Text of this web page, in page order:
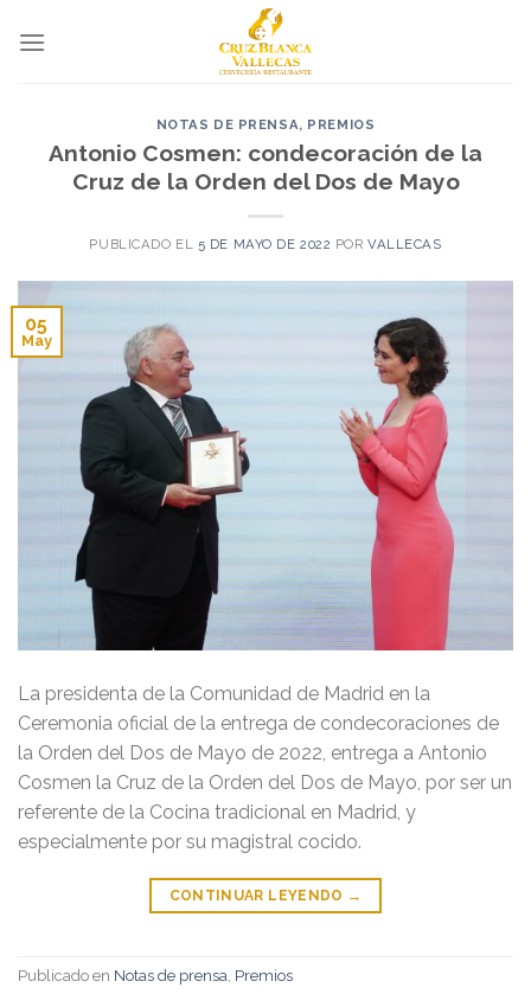
NOTAS DE PRENSA, PREMIOS
Antonio Cosmen: condecoración de la
Cruz de la Orden del Dos de Mayo
PUBLICADO EL 5 DE MAYO DE 2022 PORVALLECAS
05
May
La presidenta de la Comunidad de Madrid en la
Ceremonia oficial de la entrega de condecoraciones de
la Orden del Dos de Mayo de 2022, entrega a Antonio
Cosmen la Cruz de la Orden del Dos de Mayo, por ser un
referente de la Cocina tradicional en Madrid, y
especialmente por su magistral cocido.
CONTINUAR LEYENDO →
Publicado en Notas de prensa Premios